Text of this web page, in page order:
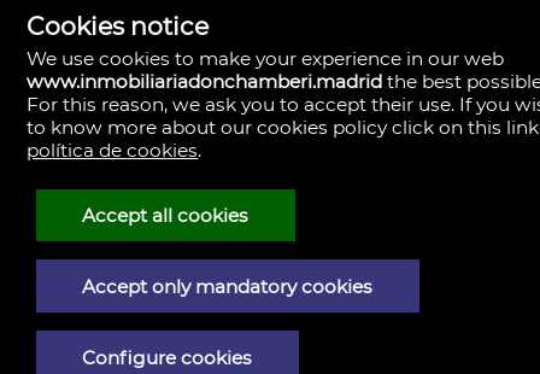
L - V 9:30–14:00, 16:30–19:30
Madrid
Central de Gestión y firmas
Calle de Santa Engracia, 23. 28010
Cita previa
Madrid
Calle de José Abascal, 41. 28003
Cita previa
Contacto
Cookies notice
We use cookies to make your experience in our web
www.inmobiliariadonchamberi.madrid the best
For this reason, we ask you to accept their use. If you
to know more about our cookies policy click on this
política de cookies.
Accept all cookies
Accept only mandatory cookies
Configure cookies